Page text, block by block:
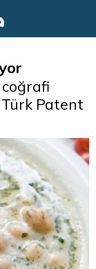
Patent